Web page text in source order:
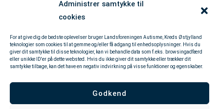
Administrer samtykke til
cookies
For at give dig de bedste oplevelser bruger Landsforeningen Autisme, Kreds Østjylland
teknologier som cookies til at gemme og/eller få adgang til enhedsoplysninger. Hvis du
giver dit samtykke til disse teknologier, kan vi behandle data som f.eks. browsingadfærd
eller unikke ID'er på dette websted. Hvis du ikke giver dit samtykke eller trækker dit
samtykke tilbage, kan det have en negativ indvirkning på visse funktioner og egenskaber.
Godkend
Kreds Østjylland